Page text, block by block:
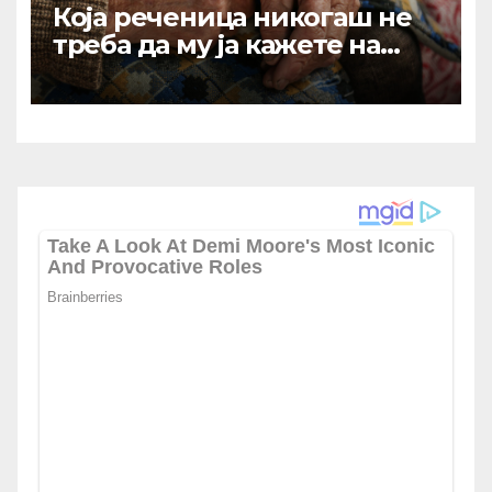
Која реченица никогаш не
треба да му ја кажете на
вашиот остарен родител?
Зборови што отвораат рани